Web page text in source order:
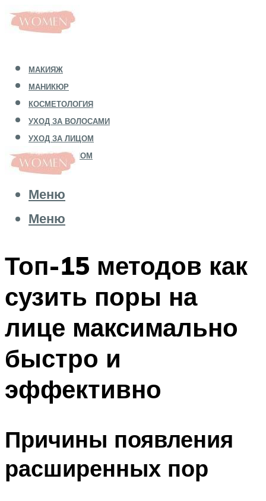
МАКИЯЖ
МАНИКЮР
КОСМЕТОЛОГИЯ
УХОД ЗА ВОЛОСАМИ
УХОД ЗА ЛИЦОМ
УХОД ЗА ТЕЛОМ
Меню
Меню
Топ-15 методов как
сузить поры на
лице максимально
быстро и
эффективно
Причины появления
расширенных пор